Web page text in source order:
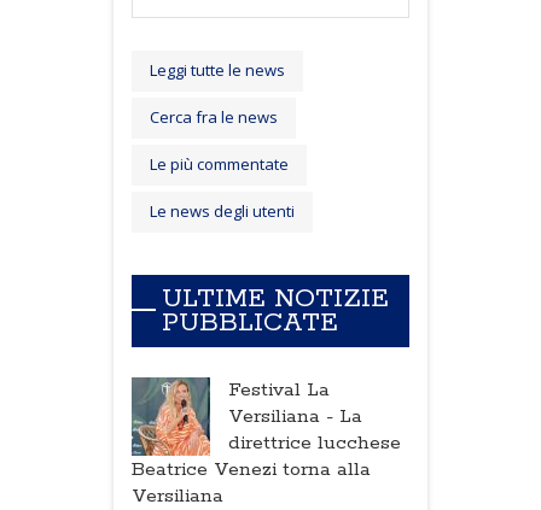
Leggi tutte le news
Cerca fra le news
Le più commentate
Le news degli utenti
ULTIME NOTIZIE
PUBBLICATE
Festival La
Versiliana - La
direttrice lucchese
Beatrice Venezi torna alla
Versiliana